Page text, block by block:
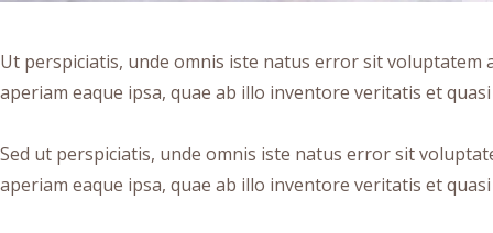
Ut perspiciatis, unde omnis iste natus error sit
aperiam eaque ipsa, quae ab illo inventore veritatis et
Sed ut perspiciatis, unde omnis iste natus error sit
aperiam eaque ipsa, quae ab illo inventore veritatis et